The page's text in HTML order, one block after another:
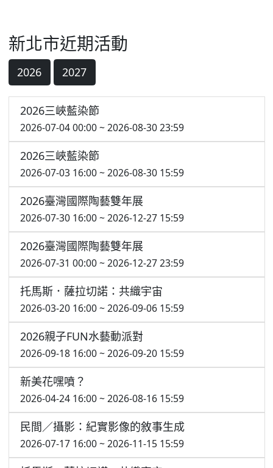
新北市近期活動
2026 2027
2026三峽藍染節
2026-07-04 00:00 ~ 2026-08-30 23:59
2026三峽藍染節
2026-07-03 16:00 ~ 2026-08-30 15:59
2026臺灣國際陶藝雙年展
2026-07-30 16:00 ~ 2026-12-27 15:59
2026臺灣國際陶藝雙年展
2026-07-31 00:00 ~ 2026-12-27 23:59
托馬斯．薩拉切諾：共織宇宙
2026-03-20 16:00 ~ 2026-09-06 15:59
2026親子FUN水藝動派對
2026-09-18 16:00 ~ 2026-09-20 15:59
新美花嘿噴？
2026-04-24 16:00 ~ 2026-08-16 15:59
民間／攝影：紀實影像的敘事生成
2026-07-17 16:00 ~ 2026-11-15 15:59